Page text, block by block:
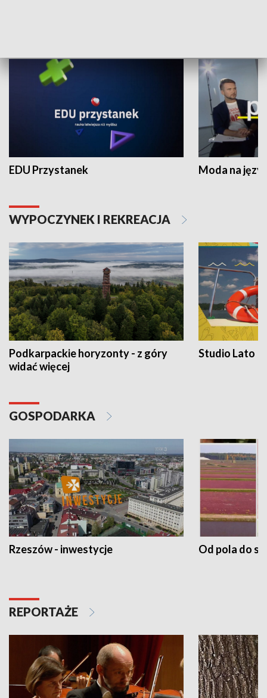
EDU Przystanek Moda na
WYPOCZYNEK I REKREACJA
Podkarpackie horyzonty - z góry
widać więcej
Studio Lato
GOSPODARKA
Rzeszów - inwestycje Od pola do
REPORTAŻE